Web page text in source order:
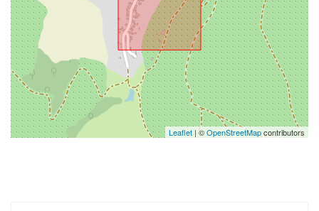
Leaflet | ©OpenStreetMapcontributors